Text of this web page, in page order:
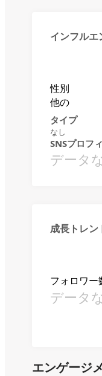
インフルエ
性別
他の
タイプ
なし
SNSプロフ
データ
成長トレン
フォロワー
データ
エンゲージ